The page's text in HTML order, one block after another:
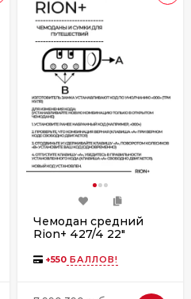
Чемодан средний
Rion+ 427/4 22"
+550 БАЛЛОВ!